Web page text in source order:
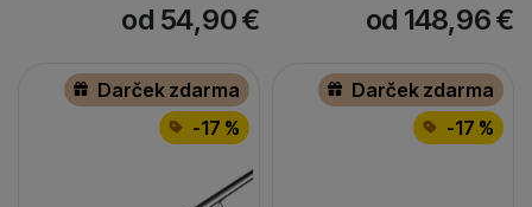
od 54,90€ od 148,96€
Darček zdarma
-17 %
Darček zdarma
-17 %